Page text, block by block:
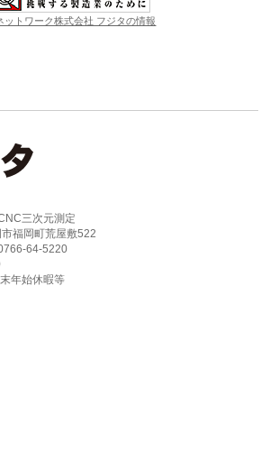
ットワーク株式会社 フジタの情報
三次元測定
福岡町荒屋敷522
64-5220
年始休暇等